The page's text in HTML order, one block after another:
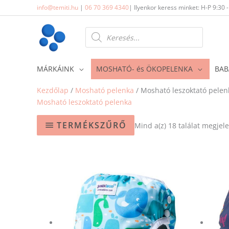
to
info@temiti.hu | 06 70 369 4340| Ilyenkor keress minket: H-P 9:30
Products
search
MÁRKÁINK MOSHATÓ- és ÖKOPELENKA
Kezdőlap / Mosható pelenka / Mosható leszoktató
Mosható leszoktató pelenka
TERMÉKSZŰRŐ Mind a(z) 18 találat
terméknek
több
variációja
van.